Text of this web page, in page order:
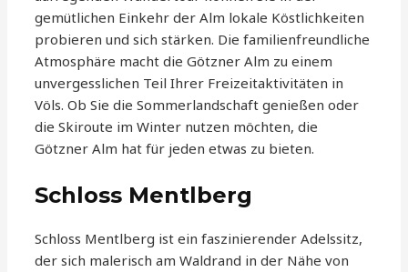
gemütlichen Einkehr der Alm lokale Köstlichkeiten
probieren und sich stärken. Die familienfreundliche
Atmosphäre macht die Götzner Alm zu einem
unvergesslichen Teil Ihrer Freizeitaktivitäten in
Völs. Ob Sie die Sommerlandschaft genießen oder
die Skiroute im Winter nutzen möchten, die
Götzner Alm hat für jeden etwas zu bieten.
Schloss Mentlberg
Schloss Mentlberg ist ein faszinierender Adelssitz,
der sich malerisch am Waldrand in der Nähe von